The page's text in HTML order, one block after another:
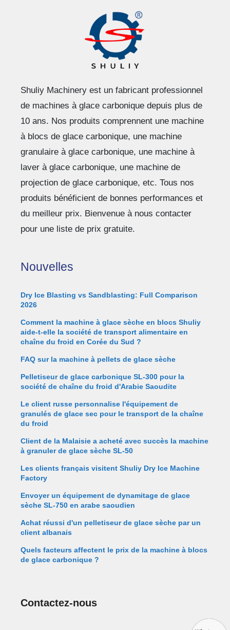
Shuliy Machinery est un fabricant professionnel
de machines à glace carbonique depuis plus de
10 ans. Nos produits comprennent une machine
à blocs de glace carbonique, une machine
granulaire à glace carbonique, une machine à
laver à glace carbonique, une machine de
projection de glace carbonique, etc. Tous nos
produits bénéficient de bonnes performances et
du meilleur prix. Bienvenue à nous contacter
pour une liste de prix gratuite.
Nouvelles
Dry Ice Blasting vs Sandblasting: Full Comparison
2026
Comment la machine à glace sèche en blocs Shuliy
aide-t-elle la société de transport alimentaire en
chaîne du froid en Corée du Sud ?
FAQ sur la machine à pellets de glace sèche
Pelletiseur de glace carbonique SL-300 pour la
société de chaîne du froid d'Arabie Saoudite
Le client russe personnalise l'équipement de
granulés de glace sec pour le transport de la chaîne
du froid
Client de la Malaisie a acheté avec succès la machine
à granuler de glace sèche SL-50
Les clients français visitent Shuliy Dry Ice Machine
Factory
Envoyer un équipement de dynamitage de glace
sèche SL-750 en arabe saoudien
Achat réussi d'un pelletiseur de glace sèche par un
client albanais
Quels facteurs affectent le prix de la machine à blocs
de glace carbonique ?
Contactez-nous